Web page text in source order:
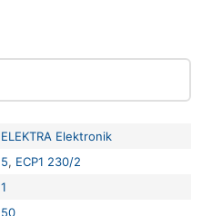
ELEKTRA Elektronik
5, ECP1 230/2
1
50